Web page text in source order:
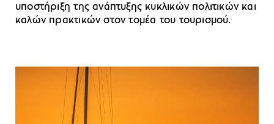
υποστήριξη της ανάπτυξης κυκλικών πολιτικών και
καλών πρακτικών στον τομέα του τουρισμού.